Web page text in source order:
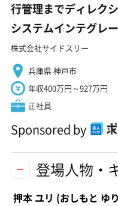
行管理までディレク
システムインテグレ
株式会社サイドスリー
兵庫県 神戸市
年収400万円～927万円
正社員
Sponsored by
登場人物・
押本 ユリ (おしもと ゆ